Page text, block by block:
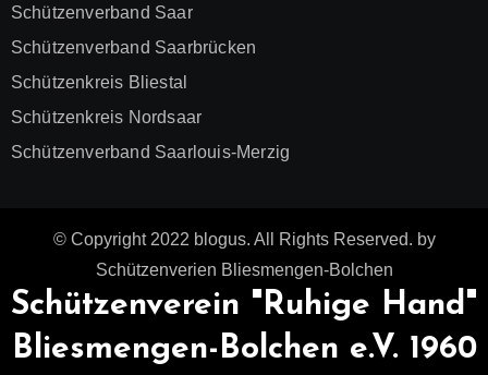
Schützenverband Saar
Schützenverband Saarbrücken
Schützenkreis Bliestal
Schützenkreis Nordsaar
Schützenverband Saarlouis-Merzig
© Copyright 2022 blogus. All Rights Reserved. by
Schützenverien Bliesmengen-Bolchen
Schützenverein "Ruhige Hand"
Bliesmengen-Bolchen e.V. 1960